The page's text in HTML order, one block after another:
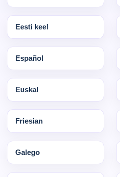
Eesti keel
Español
Euskal
Friesian
Galego